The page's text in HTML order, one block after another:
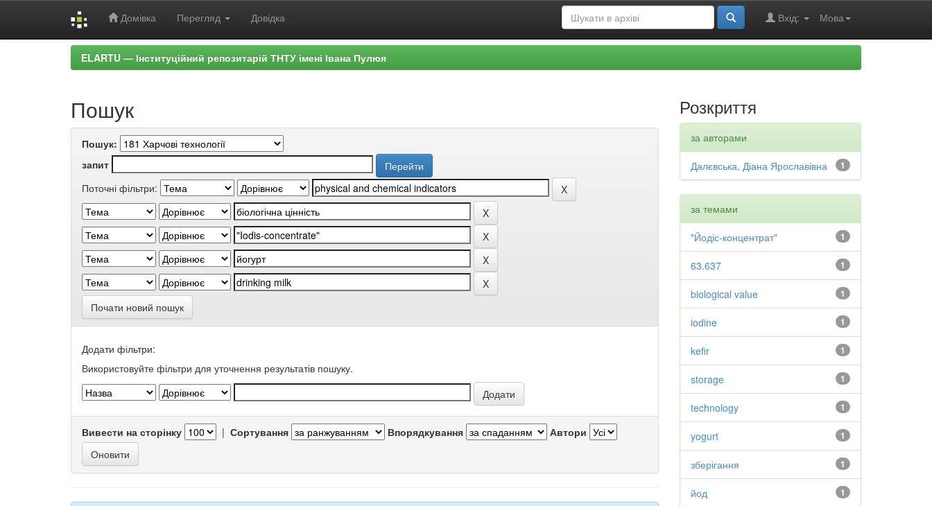
Домівка Перегляд Довідка Мова
Вхід:
ELARTU — Інституційний репозитарій ТНТУ імені Івана Пулюя
Пошук
Пошук:
запит
Поточні фільтри:
Почати новий пошук
Додати фільтри:
Використовуйте фільтри для уточнення результатів пошуку.
Вивести на сторінку | Сортування Впорядкування Автори
Розкриття
за авторами
1
Далєвська, Діана Ярославівна
за темами
1
"Йодіс-концентрат"
1
63.637
1
biological value
1
iodine
1
kefir
1
storage
1
technology
1
yogurt
1
зберігання
1
йод